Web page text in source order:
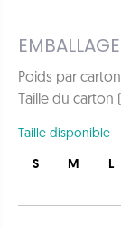
EMBALLAGE
Poids par
Taille du
Taille disponible
S M L